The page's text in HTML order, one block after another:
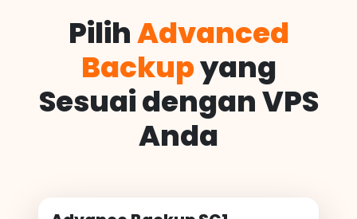
PilihAdvanced
Backupyang
Sesuai dengan VPS
Anda